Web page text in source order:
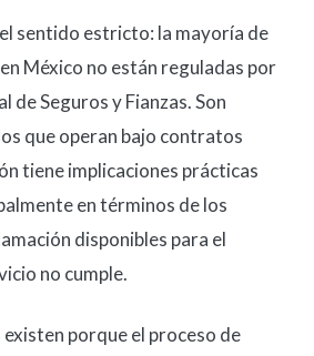
sentido estricto: la mayoría de
México no están reguladas por
de Seguros y Fianzas. Son
que operan bajo contratos
tiene implicaciones prácticas
en términos de los
disponibles para el
no cumple.
porque el proceso de